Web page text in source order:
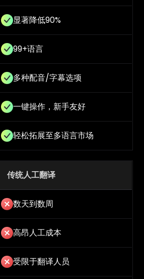
显著降低90%
99+语言
多种配音/字幕选项
一键操作，新手友好
轻松拓展至多语言市场
传统人工翻译
数天到数周
高昂人工成本
受限于翻译人员